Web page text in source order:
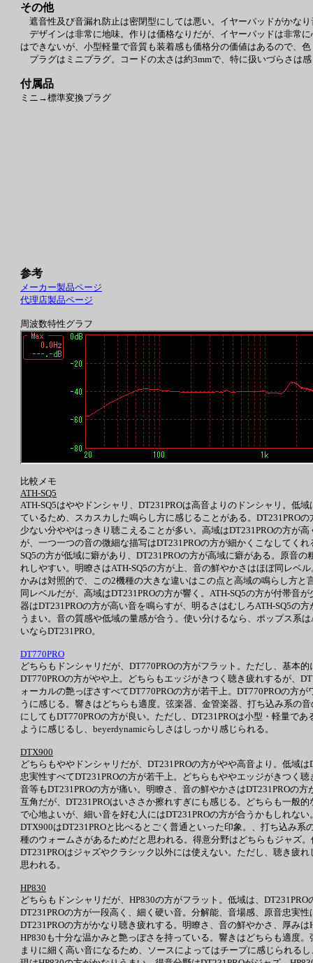
その他
遮音性及び音漏れ防止は密閉型にしては悪い。イヤーパッドがかな
デザインは非常に地味。作りは価格なりだが、イヤーパッドは非常
はできないが、小型軽量で音質も装着感も価格分の価値はあるので、
プラグはミニプラグ。コードの太さは約3mmで、特に扱いづらさは
付属品
ミニ→標準変換プラグ
参考
メーカー製品ページ
代理店製品ページ
周波数特性グラフ
比較メモ
ATH-SQ5
ATH-SQ5はややドンシャリ、DT231PROは高音よりのドンシャリ。低
ているため、スカスカした鳴らし方に感じることがある。DT231PRO
少ない分ややはっきり聴こえることが多い。高域はDT231PROの方が
が、一つ一つの音の微細な描写はDT231PROの方が細かくこなしてく
SQ5の方が低域に癖があり、DT231PROの方が高域に癖がある。原音
れしやすい。明瞭さはATH-SQ5の方が上、音の鮮やかさはほぼ同レベ
かみは対照的で、この2機種の大きな違いはこの点と高域の鳴らし方と
同レベルだが、高域はDT231PROの方が響く。ATH-SQ5の方が付帯音
器はDT231PROの方が高い音を鳴らすが、明るさはむしろATH-SQ5の
うまい。音の質感や低域の量感が合う。使い分けるなら、ポップス系
いならDT231PRO。
DT770PRO
どちらもドンシャリだが、DT770PROの方がフラット。ただし、基本
DT770PROの方がやや上。どちらもエッジがきつく聴き疲れするが、
ォーカルの艶っぽさすべてDT770PROの方が若干上。DT770PROの方
うに感じる。響きはどちらも適度。弦楽器、金管楽器、打ち込み系の
にしてもDT770PROの方が良い。ただし、DT231PROは小型・軽量で
ように感じるし、beyerdynamicらしさはしっかり感じられる。
DTX900
どちらもややドンシャリだが、DT231PROの方がやや高音より。低域
忠実性すべてDT231PROの方が若干上。どちらもややエッジがきつく
音等もDT231PROの方が痛い。明瞭さ、音の鮮やかさはDT231PROの
互角だが、DT231PROはいささか擦れすぎにも感じる。どちらも一般
で心地よいが、細い音を好む人にはDT231PROの方が合うかもしれな
DTX900はDT231PROと比べるとごく普通といった印象。、打ち込み
種のウォームさがあるためだと思われる。得意分野はどちらもジャズ
DT231PROはジャズやクラシック以外には使えない。ただし、聴き疲
思われる。
HP830
どちらもドンシャリだが、HP830の方がフラット。低域は、
DT231PROの方が一段高く、細く硬い音。分解能、音場感、原音忠実
DT231PROの方がかなり聴き疲れする。明瞭さ、音の鮮やかさ、厚み
HP830も十分な温かみと艶っぽさを持っている。響きはどちらも適度
まりに細く高い音になるため、ソースによってはチープに感じられる